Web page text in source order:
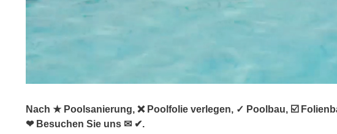
Nach ★ Poolsanierung, ❌ Poolfolie verlegen, ✓ Poolbau, ☑️
❤ Besuchen Sie uns ✉ ✔.